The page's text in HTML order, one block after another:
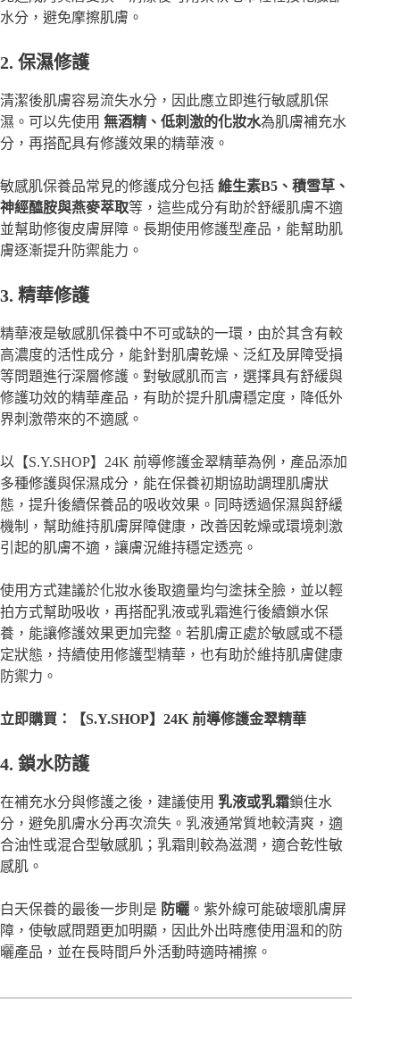
水分，避免摩擦肌膚。
2. 保濕修護
清潔後肌膚容易流失水分，因此應立即進行敏感肌保
濕。可以先使用 無酒精、低刺激的化妝水為肌膚補充水
分，再搭配具有修護效果的精華液。
敏感肌保養品常見的修護成分包括 維生素B5、積雪草、
神經醯胺與燕麥萃取等，這些成分有助於舒緩肌膚不適
並幫助修復皮膚屏障。長期使用修護型產品，能幫助肌
膚逐漸提升防禦能力。
3. 精華修護
精華液是敏感肌保養中不可或缺的一環，由於其含有較
高濃度的活性成分，能針對肌膚乾燥、泛紅及屏障受損
等問題進行深層修護。對敏感肌而言，選擇具有舒緩與
修護功效的精華產品，有助於提升肌膚穩定度，降低外
界刺激帶來的不適感。
以【S.Y.SHOP】24K 前導修護金翠精華為例，產品添加
多種修護與保濕成分，能在保養初期協助調理肌膚狀
態，提升後續保養品的吸收效果。同時透過保濕與舒緩
機制，幫助維持肌膚屏障健康，改善因乾燥或環境刺激
引起的肌膚不適，讓膚況維持穩定透亮。
使用方式建議於化妝水後取適量均勻塗抹全臉，並以輕
拍方式幫助吸收，再搭配乳液或乳霜進行後續鎖水保
養，能讓修護效果更加完整。若肌膚正處於敏感或不穩
定狀態，持續使用修護型精華，也有助於維持肌膚健康
防禦力。
立即購買：【S.Y.SHOP】24K 前導修護金翠精華
4. 鎖水防護
在補充水分與修護之後，建議使用 乳液或乳霜鎖住水
分，避免肌膚水分再次流失。乳液通常質地較清爽，適
合油性或混合型敏感肌；乳霜則較為滋潤，適合乾性敏
感肌。
白天保養的最後一步則是 防曬 。紫外線可能破壞肌膚屏
障，使敏感問題更加明顯，因此外出時應使用溫和的防
曬產品，並在長時間戶外活動時適時補擦。